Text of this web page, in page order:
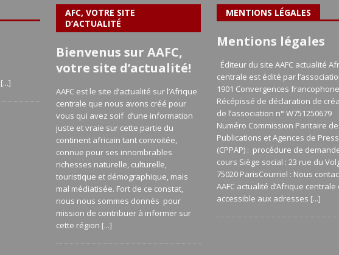
[...]
AFC, VOTRE SITE
D’ACTUALITÉ
Bienvenus sur AAFC,
votre site d’actualité!
AAFC est le site d’actualité sur l’Afrique
centrale que nous avons créé pour
vous qui avez soif d’une information
juste et vraie sur cette partie du
continent africain tant convoitée,
connue pour ses innombrables
richesses naturelle, culturelle,
touristique et démographique, mais
mal médiatisée. Fort de ce constat,
nous nous sommes donnés pour
mission de contribuer à informer sur
cette région [...]
MENTIONS LÉGALES
Mentions légales
Éditeur du site AAFC actualité
centrale est édité par
1901 Convergences
Récépissé de déclaration de
de l’association n° W751250679
Numéro Commission Paritaire
Publications et Agences de
(CPPAP) : procédure de
cours Siège social : 23 rue du
75020 ParisCourriel : Nous
AAFC actualité d’Afrique centrale
accessible aux adresses [...]